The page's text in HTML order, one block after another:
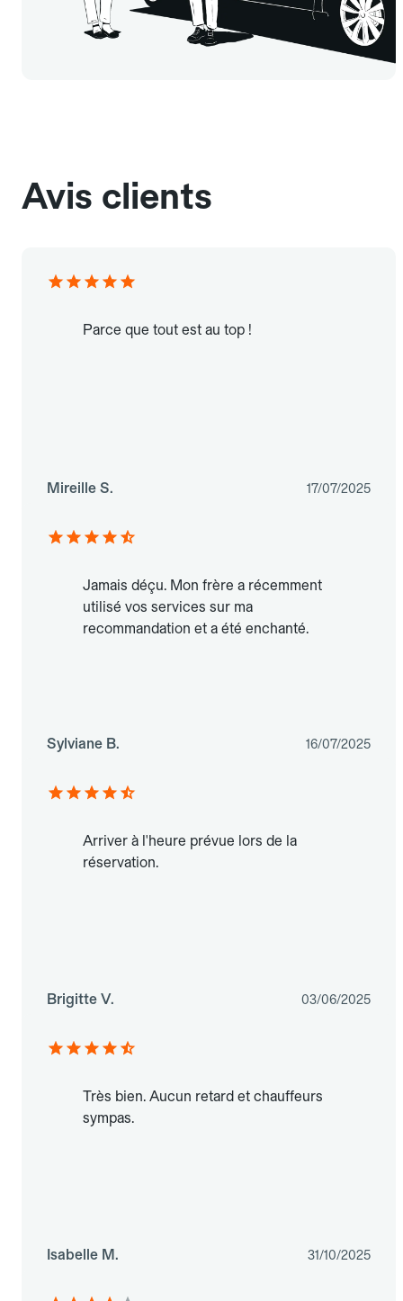
Avis clients
Parce que tout est au top !
Mireille S. 17/07/2025
Jamais déçu. Mon frère a récemment
utilisé vos services sur ma
recommandation et a été enchanté.
Sylviane B. 16/07/2025
Arriver à l'heure prévue lors de la
réservation.
Brigitte V. 03/06/2025
Très bien. Aucun retard et chauffeurs
sympas.
Isabelle M. 31/10/2025